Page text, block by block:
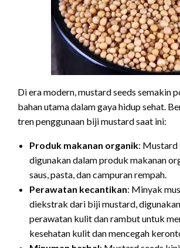
Di era modern, mustard seeds semakin
bahan utama dalam gaya hidup sehat.
tren penggunaan biji mustard saat ini:
Produk makanan organik: Mustard
digunakan dalam produk makanan
saus, pasta, dan campuran rempah.
Perawatan kecantikan: Minyak
diekstrak dari biji mustard,
perawatan kulit dan rambut untuk
kesehatan kulit dan mencegah